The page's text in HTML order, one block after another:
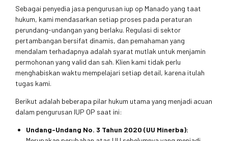
Sebagai penyedia jasa pengurusan iup op Manado yang taat
hukum, kami mendasarkan setiap proses pada peraturan
perundang-undangan yang berlaku. Regulasi di sektor
pertambangan bersifat dinamis, dan pemahaman yang
mendalam terhadapnya adalah syarat mutlak untuk menjamin
permohonan yang valid dan sah. Klien kami tidak perlu
menghabiskan waktu mempelajari setiap detail, karena itulah
tugas kami.
Berikut adalah beberapa pilar hukum utama yang menjadi acuan
dalam pengurusan IUP OP saat ini:
Undang-Undang No. 3 Tahun 2020 (UU Minerba):